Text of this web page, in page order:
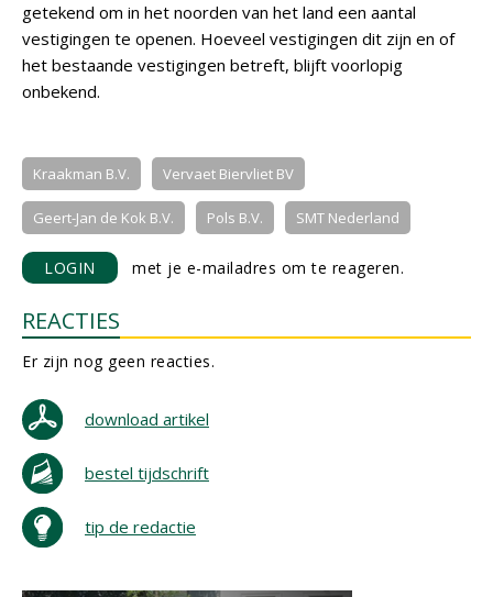
getekend om in het noorden van het land een aantal
vestigingen te openen. Hoeveel vestigingen dit zijn en of
het bestaande vestigingen betreft, blijft voorlopig
onbekend.
Kraakman B.V. Vervaet Biervliet BV
Geert-Jan de Kok B.V. Pols B.V. SMT Nederland
LOGIN met je e-mailadres om te reageren.
REACTIES
Er zijn nog geen reacties.
download artikel
bestel tijdschrift
tip de redactie